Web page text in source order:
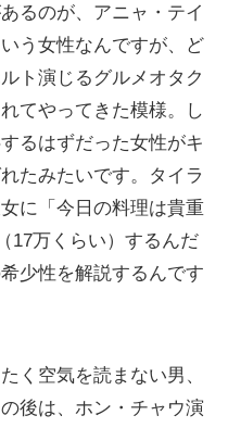
るのが、アニャ・テイ
う女性なんですが、ど
ト演じるグルメオタク
てやってきた模様。し
るはずだった女性がキ
たみたいです。タイラ
に「今日の料理は貴重
17万くらい）するんだ
少性を解説するんです
く空気を読まない男、
後は、ホン・チャウ演